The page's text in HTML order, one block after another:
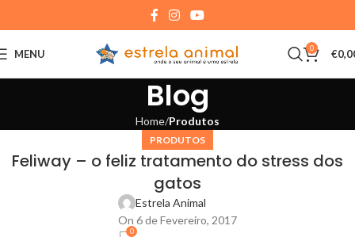
MENU 0 €
Blog
Home Produtos
PRODUTOS
Feliway – o feliz tratamento do stress dos
gatos
Estrela Animal
On 6 de Fevereiro, 2017
0